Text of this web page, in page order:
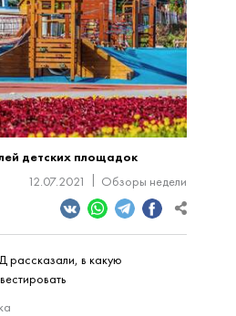
детских площадок
12.07.2021
Обзоры недели
рассказали, в какую